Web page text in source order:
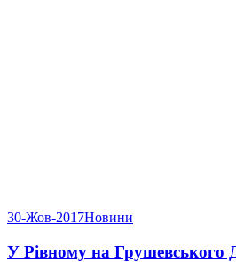
30-Жов-2017Новини
У Рівному на